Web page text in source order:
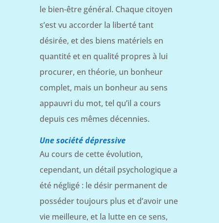
le bien-être général. Chaque citoyen
s’est vu accorder la liberté tant
désirée, et des biens matériels en
quantité et en qualité propres à lui
procurer, en théorie, un bonheur
complet, mais un bonheur au sens
appauvri du mot, tel qu’il a cours
depuis ces mêmes décennies.
Une société dépressive
Au cours de cette évolution,
cependant, un détail psychologique a
été négligé : le désir permanent de
posséder toujours plus et d’avoir une
vie meilleure, et la lutte en ce sens,